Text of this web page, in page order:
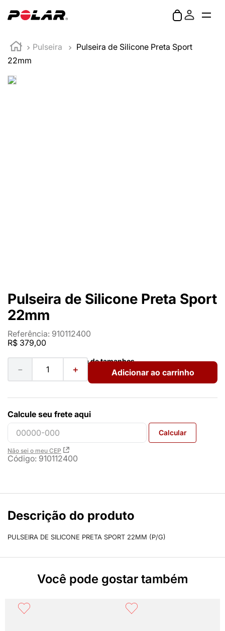
Pulseira
Pulseira de Silicone Preta Sport
22mm
Pulseira de Silicone Preta Sport
22mm
Referência: 910112400
R$ 379,00
Ver guia de tamanhos
＋
－ Adicionar ao carrinho
Calcule seu frete aqui
Calcular
Não sei o meu CEP
Código: 910112400
Descrição do produto
PULSEIRA DE SILICONE PRETA SPORT 22MM (P/G)
Você pode gostar também